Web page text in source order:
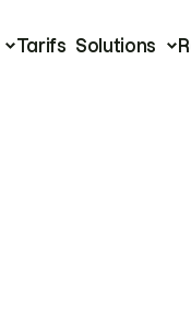
Tarifs Solutions